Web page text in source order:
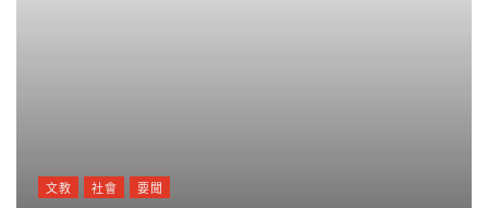
文教 社會 要聞